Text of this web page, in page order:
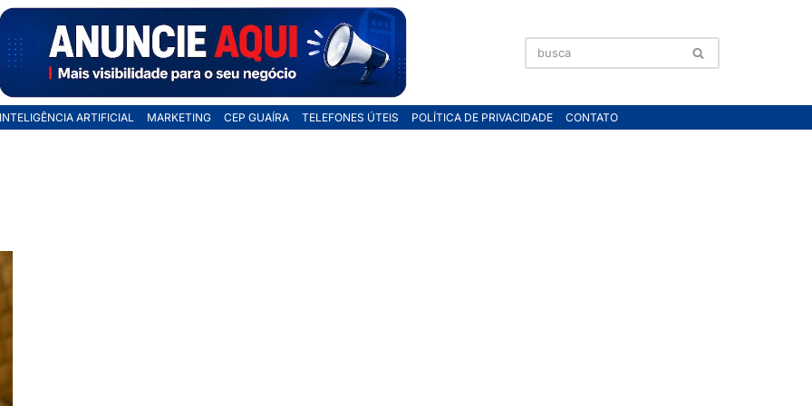
INTELIGÊNCIA ARTIFICIAL MARKETING CEP GUAÍRA TELEFONES ÚTEIS POLÍTICA DE PRIVACIDADE CONTATO